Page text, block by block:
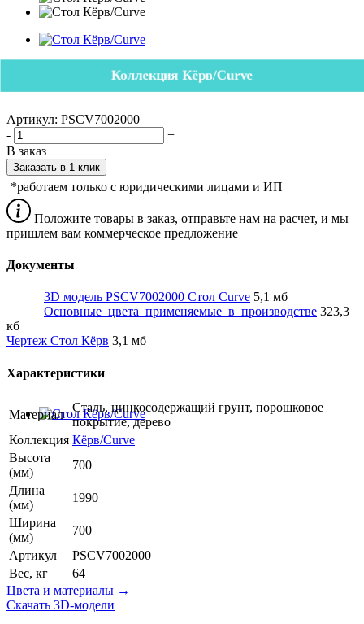
Коллекция Кёрв/Curve
Артикул: PSCV7002000
-
+
В заказ
Заказать в 1 клик
*работаем только с юридическими лицами и ИП
Положите товары в заказ, отправьте нам на расчет, и мы
пришлем вам коммерческое предложение
Документы
3D модель PSCV7002000 Стол Curve 5,1 мб
Основные_цвета_применяемые_в_производстве 323,3
кб
Чертеж Стол Кёрв 3,1 мб
Характеристики
Материал
Сталь, цинкосодержащий грунт, порошковое
покрытие, дерево
Коллекция Кёрв/Curve
Высота
(мм)
700
Длина
(мм)
1990
Ширина
(мм)
700
Артикул
PSCV7002000
Вес, кг
64
Цвета и материалы →
Скачать 3D-модели